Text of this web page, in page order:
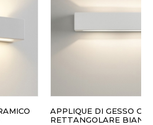
APPLIQUE DI GESSO
RETTANGOLARE